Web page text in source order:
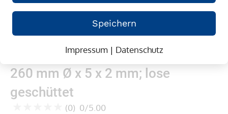
Speichern
Impressum| Datenschutz
Anfang
der
Bildergalerie
springen
Gummibänder, natur/transparent;
260 mm Ø x 5 x 2 mm; lose
geschüttet
(0) 0/5.00